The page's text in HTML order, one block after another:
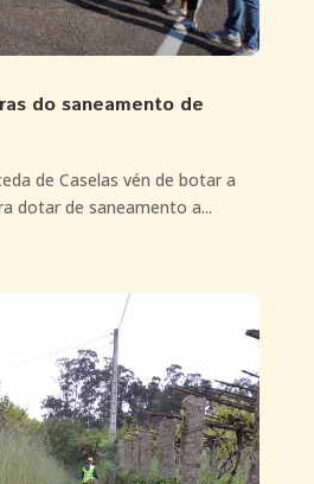
do saneamento de
de Caselas vén de botar a
dotar de saneamento a...